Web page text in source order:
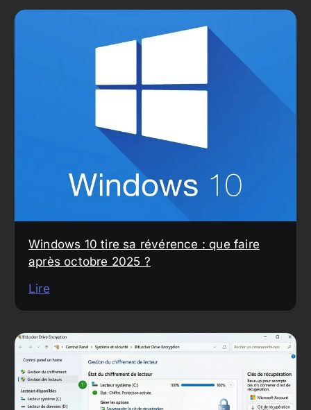
Windows 10 tire sa révérence : que faire
après octobre 2025 ?
Lire